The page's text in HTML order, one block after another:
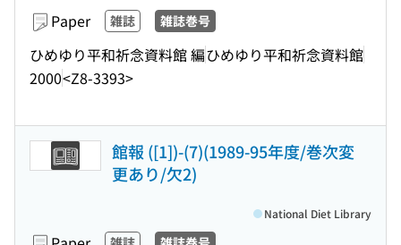
Paper 雑誌 雑誌巻号
ひめゆり平和祈念資料館 編ひめゆり平和祈念資料館
2000<Z8-3393>
館報 ([1])-(7)(1989-95年度/巻次変
更あり/欠2)
National Diet Library